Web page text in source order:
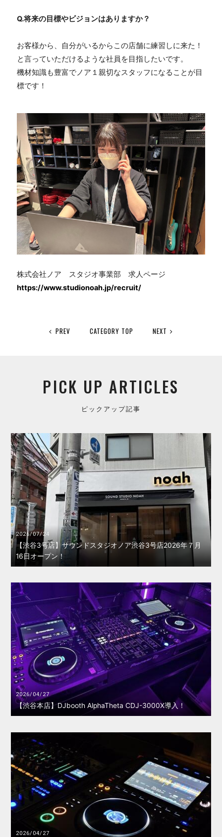
Q.将来の目標やビジョンはありますか？
お客様から、自分がいるからこの店舗に練習しに来た！
と言っていただけるような社員を目指したいです。
機材知識も豊富でノア１親切なスタッフになることが目
標です！
株式会社ノア スタジオ事業部 求人ページ
https://www.studionoah.jp/recruit/
PREV CATEGORY TOP NEXT
PICK UP ARTICLES
ピックアップ記事
2026/07/24
【渋谷3号店】サウンドスタジオノア渋谷3号店2026年７月
16日オープン！
2026/04/27
【渋谷本店】DJbooth AlphaTheta CDJ-3000X導入！
2026/04/27